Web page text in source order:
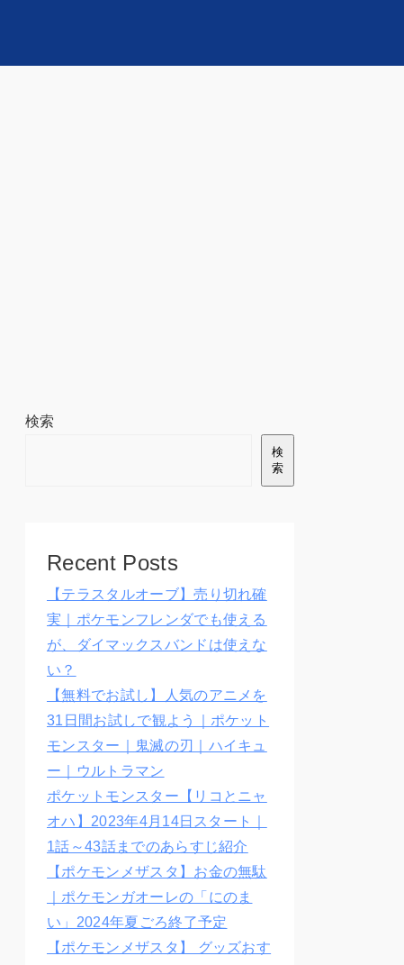
検索
検
索
Recent Posts
【テラスタルオーブ】売り切れ確
実｜ポケモンフレンダでも使える
が、ダイマックスバンドは使えな
い？
【無料でお試し】人気のアニメを
31日間お試しで観よう｜ポケット
モンスター｜鬼滅の刃｜ハイキュ
ー｜ウルトラマン
ポケットモンスター【リコとニャ
オハ】2023年4月14日スタート｜
1話～43話までのあらすじ紹介
【ポケモンメザスタ】お金の無駄
｜ポケモンガオーレの「にのま
い」2024年夏ごろ終了予定
【ポケモンメザスタ】 グッズおす